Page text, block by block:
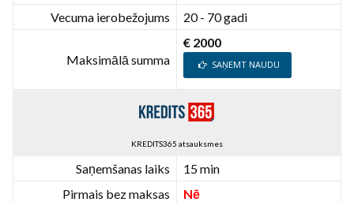
Vecuma ierobežojums
20 - 70 gadi
Maksimālā summa
€ 2000
SAŅEMT NAUDU
KREDITS365 atsauksmes
Saņemšanas laiks
15 min
Pirmais bez maksas
Nē